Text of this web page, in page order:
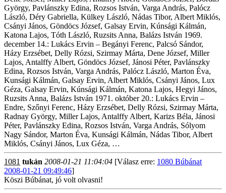
György, Pavlánszky Edina, Rozsos István, Varga András, Palócz
László, Déry Gabriella, Külkey László, Nádas Tibor, Albert Miklós,
Csányi János, Göndöcs József, Galsay Ervin, Kúnsági Kálmán,
Katona Lajos, Tóth László, Ruzsits Anna, Balázs István 1969.
december 14.: Lukács Ervin – Begányi Ferenc, Palcsó Sándor,
Házy Erzsébet, Delly Rózsi, Szirmay Márta, Dene József, Miller
Lajos, Antalffy Albert, Göndöcs József, Jánosi Péter, Pavlánszky
Edina, Rozsos István, Varga András, Palócz László, Marton Éva,
Kunsági Kálmán, Galsay Ervin, Albert Miklós, Csányi János, Lux
Géza, Galsay Ervin, Kúnsági Kálmán, Katona Lajos, Hegyi János,
Ruzsits Anna, Balázs István 1971. október 20.: Lukács Ervin –
Endre, Szőnyi Ferenc, Házy Erzsébet, Delly Rózsi, Szirmay Márta,
Radnay György, Miller Lajos, Antalffy Albert, Karizs Béla, Jánosi
Péter, Pavlánszky Edina, Rozsos István, Varga András, Sólyom
Nagy Sándor, Marton Éva, Kunsági Kálmán, Nádas Tibor, Albert
Miklós, Csányi János, Lux Géza, …
1081 tukán 2008-01-21 11:04:04 [Válasz erre: 1080 Búbánat
2008-01-21 09:49:46]
Köszi Búbánat, jó volt olvasni!